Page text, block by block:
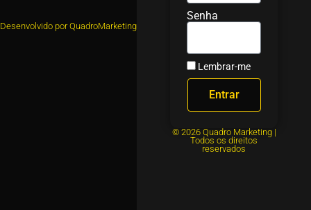
Desenvolvido por QuadroMarketing
Senha
Lembrar-me
Entrar
© 2026 Quadro Marketing |
Todos os direitos
reservados